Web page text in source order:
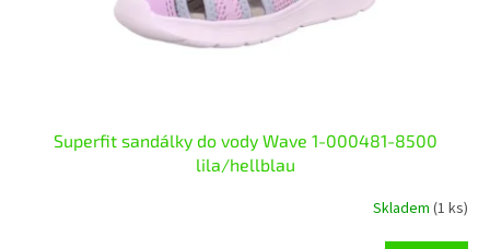
Superfit sandálky do vody Wave 1-000481-8500
lila/hellblau
Skladem (1 ks)